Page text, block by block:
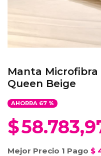
Manta
Queen Beige
AHORRA 67%
$
Mejor Precio 1 Pago $